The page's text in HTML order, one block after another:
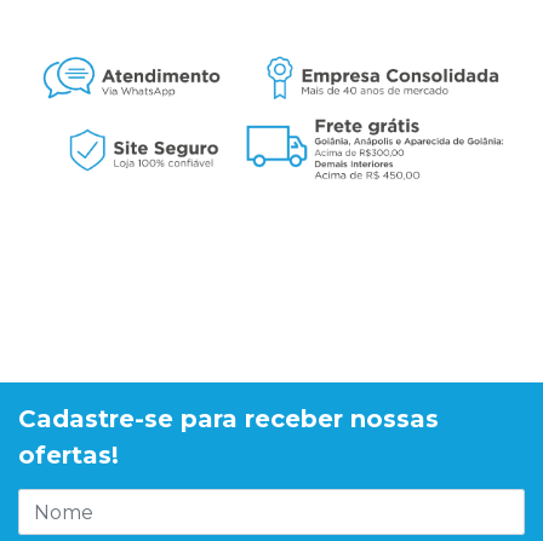
Cadastre-se para receber nossas
ofertas!